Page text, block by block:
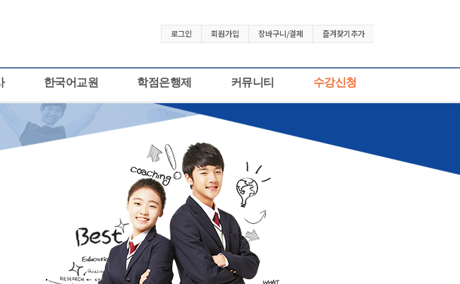
로그인 회원가입 장바구니/결제 즐겨찾기추가
한국어교원 학점은행제 커뮤니티 수강신청